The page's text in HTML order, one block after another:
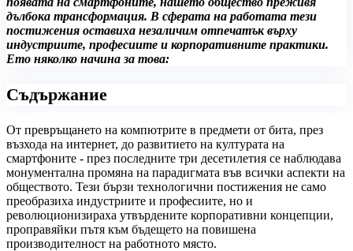
дълбока трансформация. В сферата на работата тези
постижения оставиха незаличим отпечатък върху
индустриите, професиите и корпоративните практики.
Ето няколко начина за това:
Съдържание
От превръщането на компютрите в предмети от бита, през
възхода на интернет, до развитието на културата на
смартфоните - през последните три десетилетия се наблюдава
монументална промяна на парадигмата във всички аспекти на
обществото. Тези бързи технологични постижения не само
преобразиха индустриите и професиите, но и
революционизираха утвърдените корпоративни концепции,
проправяйки пътя към бъдещето на повишена
производителност на работното място.